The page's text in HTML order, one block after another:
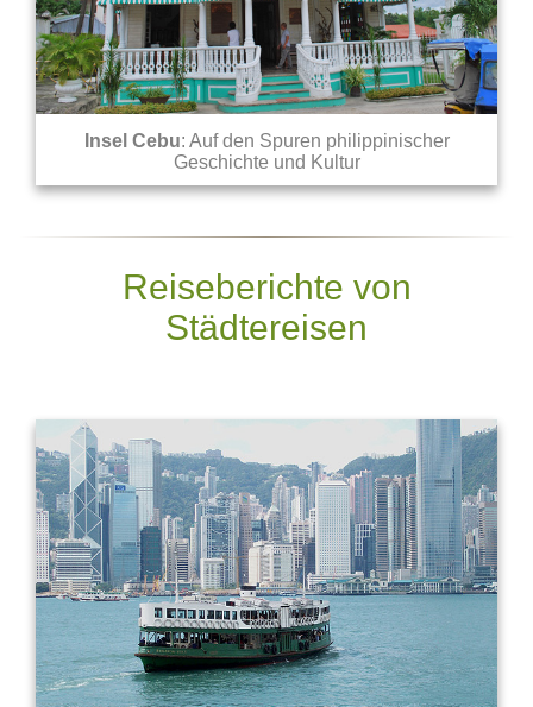
Insel Cebu: Auf den Spuren philippinischer
Geschichte und Kultur
Reiseberichte von
Städtereisen